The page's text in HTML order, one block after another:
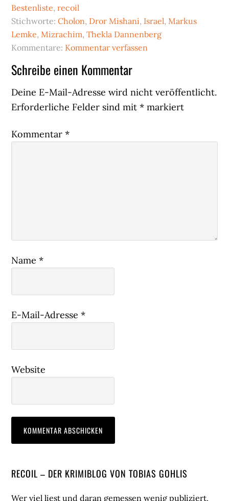
Bestenliste,recoil
Stichworte:Cholon, Dror Mishani, Israel, Markus
Lemke, Mizrachim,Thekla Dannenberg
Kommentare: Kommentar verfassen
Leser-
Interaktionen
Schreibe einen Kommentar
Deine E-Mail-Adresse wird nicht veröffentlicht.
Erforderliche Felder sind mit* markiert
Kommentar*
Name*
E-Mail-Adresse*
Website
Seitenspalte
RECOIL – DER KRIMIBLOG VON TOBIAS GOHLIS
Wer viel liest und daran gemessen wenig publiziert,